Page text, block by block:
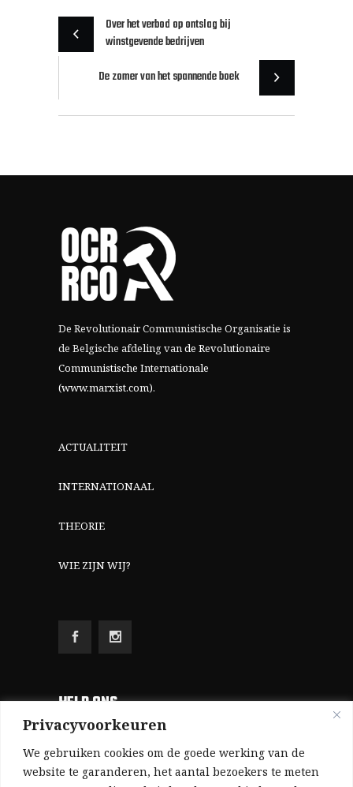
Privacyvoorkeuren
We gebruiken cookies om de goede werking van de
website te garanderen, het aantal bezoekers te meten
Over het verbod op ontslag bij
winstgevende bedrijven
De zomer van het spannende boek
De Revolutionair Communistische Organisatie is
de Belgische afdeling vande Revolutionaire
Communistische Internationale
(www.marxist.com).
ACTUALITEIT
INTERNATIONAAL
THEORIE
WIE ZIJN WIJ?
HELP ONS
Aangezien we volledig zelf gefinancierd zijn
(zonder subsidies, zonder commerciële